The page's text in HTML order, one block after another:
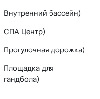
Внутренний бассейн)
СПА Центр)
Прогулочная дорожка)
Площадка для
гандбола)